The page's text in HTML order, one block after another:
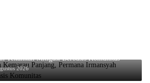
Karhutla dan Kemarau Panjang, Permana
Tekankan Mitigasi Berbasis Komunitas
2026